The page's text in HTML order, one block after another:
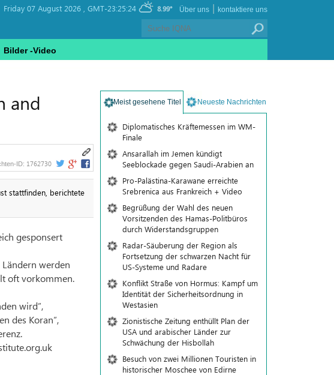
Friday 07 August 2026 , GMT-23:25:24 8.99° kontaktiere uns
|
Über uns
Bilder -Video
and
ID: 1762730
stattfinden, berichtete
gesponsert
werden
oft vorkommen.
wird”,
des Koran”,
Meist gesehene Titel Neueste Nachrichten
Diplomatisches Kräftemessen im WM-
Finale
Ansarallah im Jemen kündigt
Seeblockade gegen Saudi-Arabien an
Pro-Palästina-Karawane erreichte
Srebrenica aus Frankreich + Video
Begrüßung der Wahl des neuen
Vorsitzenden des Hamas-Politbüros
durch Widerstandsgruppen
Radar-Säuberung der Region als
Fortsetzung der schwarzen Nacht für
US-Systeme und Radare
Konflikt Straße von Hormus: Kampf um
Identität der Sicherheitsordnung in
Westasien
Zionistische Zeitung enthüllt Plan der
USA und arabischer Länder zur
Schwächung der Hisbollah
Besuch von zwei Millionen Touristen in
historischer Moschee von Edirne